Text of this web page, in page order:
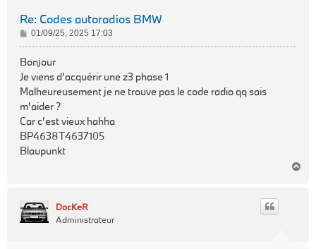
Re: Codes autoradios BMW
M
e
a
g
e
01/09/25, 2025 17:03
Bonjour
Je viens d'acquérir une z3 phase 1
Malheureusement je ne trouve pas le code radio qq sais
m'aider ?
Car c'est vieux hahha
BP4638T4637105
Blaupunkt
DocKeR
Administrateur